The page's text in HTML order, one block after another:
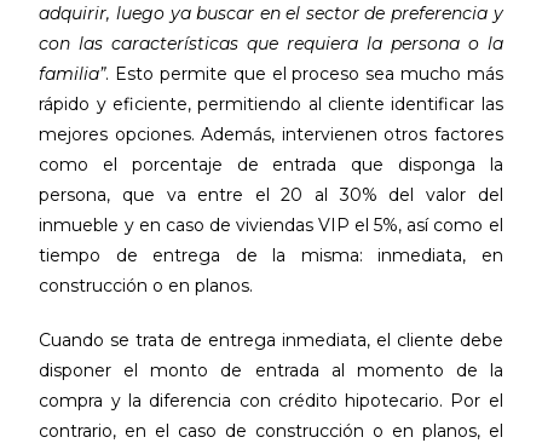
adquirir, luego ya buscar en el sector de preferencia y
con las características que requiera la persona o la
familia”. Esto permite que el proceso sea mucho más
rápido y eficiente, permitiendo al cliente identificar las
mejores opciones. Además, intervienen otros factores
como el porcentaje de entrada que disponga la
persona, que va entre el 20 al 30% del valor del
inmueble y en caso de viviendas VIP el 5%, así como el
tiempo de entrega de la misma: inmediata, en
construcción o en planos.
Cuando se trata de entrega inmediata, el cliente debe
disponer el monto de entrada al momento de la
compra y la diferencia con crédito hipotecario. Por el
contrario, en el caso de construcción o en planos, el